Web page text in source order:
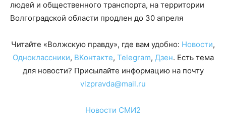
людей и общественного транспорта, на территории
Волгоградской области продлен до 30 апреля
Читайте «Волжскую правду», где вам удобно: Новости,
Одноклассники, ВКонтакте, Telegram, Дзен. Есть тема
для новости? Присылайте информацию на почту
vlzpravda@mail.ru
Новости СМИ2